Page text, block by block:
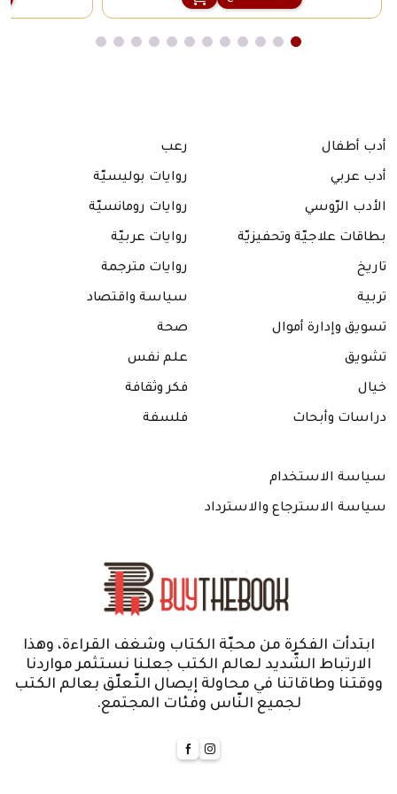
أدب أطفال
أدب عربي
الأدب الرّوسي
بطاقات علاجيّة وتحفيزيّة
تاريخ
تربية
تسويق وإدارة أموال
تشويق
خيال
دراسات وأبحاث
رعب
روايات بوليسيّة
روايات رومانسيّة
روايات عربيّة
روايات مترجمة
سياسة واقتصاد
صحة
علم نفس
فكر وثقافة
فلسفة
سياسة الاستخدام
سياسة الاسترجاع والاسترداد
ابتدأت الفكرة من محبّة الكتاب وشغف القراءة، وهذا
الارتباط الشّديد لعالم الكتب جعلنا نستثمر مواردنا
ووقتنا وطاقاتنا في محاولة إيصال التّعلّق بعالم الكتب
لجميع النّاس وفئات المجتمع.